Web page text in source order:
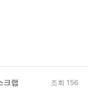
크랩 조회 156